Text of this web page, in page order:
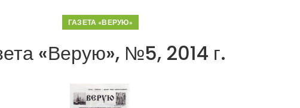
ГАЗЕТА «ВЕРУЮ»
«Верую», №5, 2014 г.